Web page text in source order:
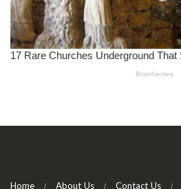
Home About Us Contact Us